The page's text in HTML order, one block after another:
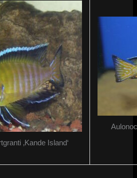
‚Kande Island‘